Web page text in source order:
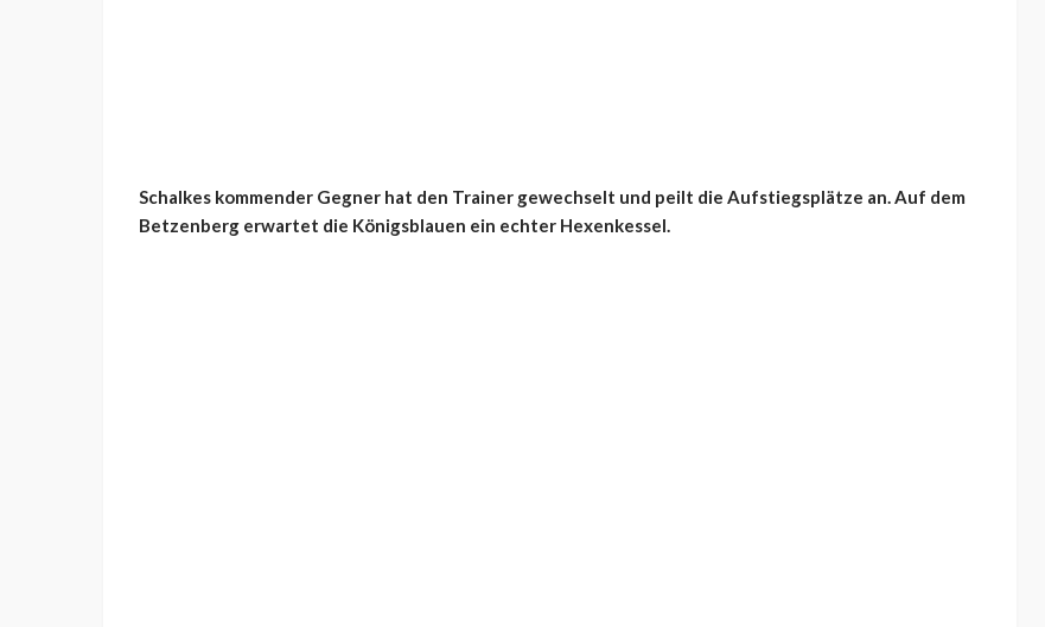
Schalkes kommender Gegner hat den Trainer gewechselt und peilt die Aufstiegsplätze an. Auf dem
Betzenberg erwartet die Königsblauen ein echter Hexenkessel.